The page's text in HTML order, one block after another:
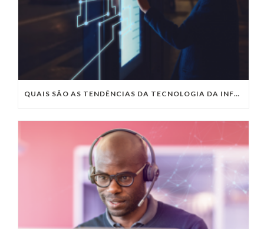
QUAIS SÃO AS TENDÊNCIAS DA TECNOLOGIA DA INFORMAÇÃO PARA 2023?